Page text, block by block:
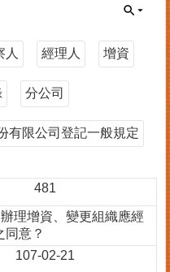
人 經理人 增資
分公司
有限公司登記一般規定
481
理增資、變更組織應經
同意？
107-02-21